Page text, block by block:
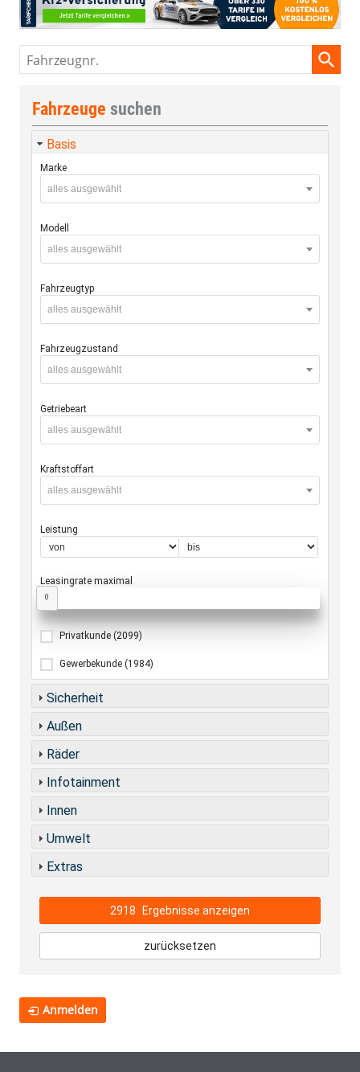
Fahrzeugnr.
Fahrzeuge suchen
Basis
Marke
alles ausgewählt
Modell
alles ausgewählt
Fahrzeugtyp
alles ausgewählt
Fahrzeugzustand
alles ausgewählt
Getriebeart
alles ausgewählt
Kraftstoffart
alles ausgewählt
Leistung
Leasingrate maximal
0
Privatkunde (2099)
Gewerbekunde (1984)
Sicherheit
Außen
Räder
Infotainment
Innen
Umwelt
Extras
2918 Ergebnisse anzeigen
zurücksetzen
Anmelden